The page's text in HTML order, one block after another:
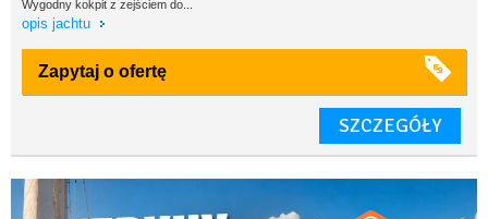
Wygodny kokpit z zejściem do...
opis jachtu
Zapytaj o ofertę
SZCZEGÓŁY